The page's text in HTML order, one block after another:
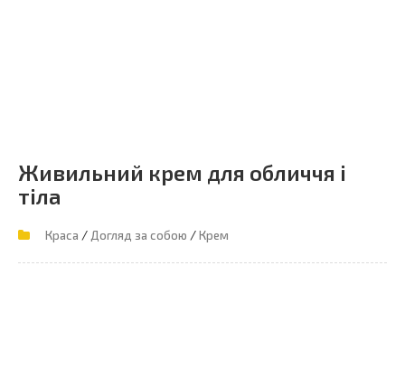
Живильний крем для обличчя і
тіла
Краса / Догляд за собою /Крем